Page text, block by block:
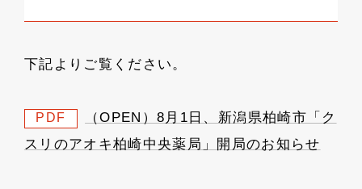
下記よりご覧ください。
PDF
（OPEN）8月1日、新潟県柏崎市「ク
スリのアオキ柏崎中央薬局」開局のお知らせ